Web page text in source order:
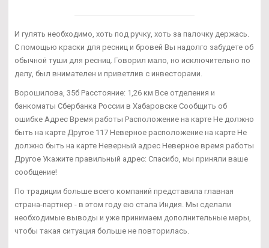
И гулять необходимо, хоть под ручку, хоть за палочку держась.
С помощью краски для ресниц и бровей Вы надолго забудете об
обычной туши для ресниц. Говорил мало, но исключительно по
делу, был внимателен и приветлив с инвесторами.
Ворошилова, 35б Расстояние: 1,26 км Все отделения и
банкоматы Сбербанка России в Хабаровске Сообщить об
ошибке Адрес Время работы Расположение на карте Не должно
быть на карте Другое 117 Неверное расположение на карте Не
должно быть на карте Неверный адрес Неверное время работы
Другое Укажите правильный адрес: Спасибо, мы приняли ваше
сообщение!
По традиции больше всего компаний представила главная
страна-партнер - в этом году ею стала Индия. Мы сделали
необходимые выводы и уже принимаем дополнительные меры,
чтобы такая ситуация больше не повторилась.